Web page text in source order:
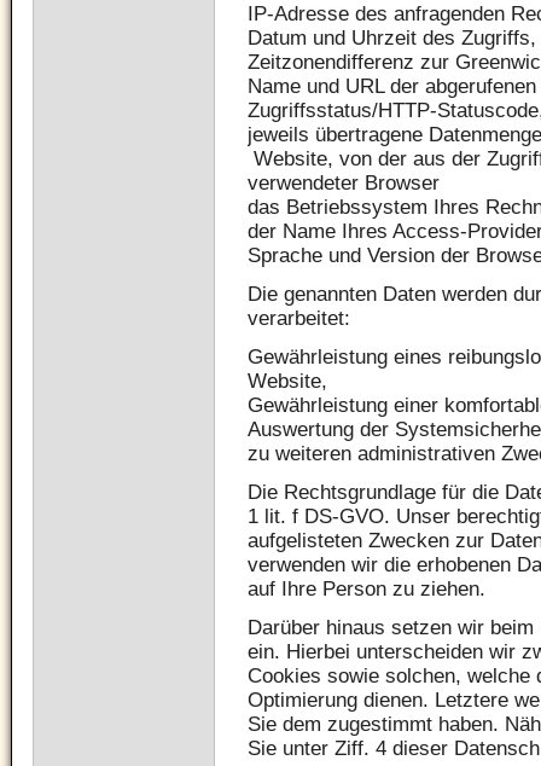
IP-Adresse des anfragenden
Datum und Uhrzeit des Zugriffs,
Zeitzonendifferenz zur
Name und URL der
Zugriffsstatus/HTTP-
jeweils übertragene
Website, von der aus der
verwendeter Browser
das Betriebssystem Ihres
der Name Ihres Access-
Sprache und Version der
Die genannten Daten werden
verarbeitet:
Gewährleistung eines
Website,
Gewährleistung einer
Auswertung der
zu weiteren administrativen
Die Rechtsgrundlage für die
1 lit. f DS-GVO. Unser
aufgelisteten Zwecken zur
verwenden wir die erhobenen
auf Ihre Person zu ziehen.
Darüber hinaus setzen wir
ein. Hierbei unterscheiden wir
Cookies sowie solchen,
Optimierung dienen. Letztere
Sie dem zugestimmt haben.
Sie unter Ziff. 4 dieser